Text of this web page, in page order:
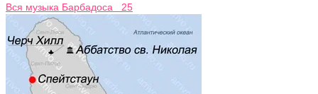
Вся музыка Барбадоса 25